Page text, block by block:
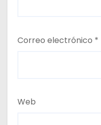
Correo electrónico *
Web